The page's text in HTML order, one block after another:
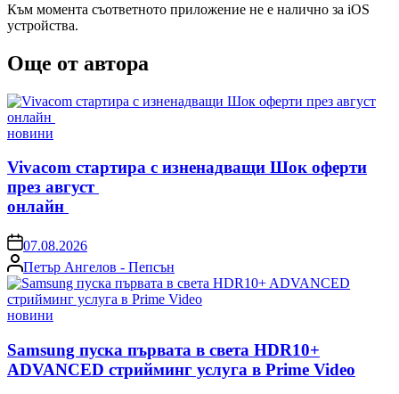
Към момента съответното приложение не е налично за iOS
устройства.
Още от автора
Posted
новини
Vivacom стартира с изненадващи Шок оферти
през август
онлайн
on07.08.2026
Posted
by
Петър Ангелов - Пепсън
Posted
новини
Samsung пуска първата в света HDR10+
ADVANCED стрийминг услуга в Prime Video